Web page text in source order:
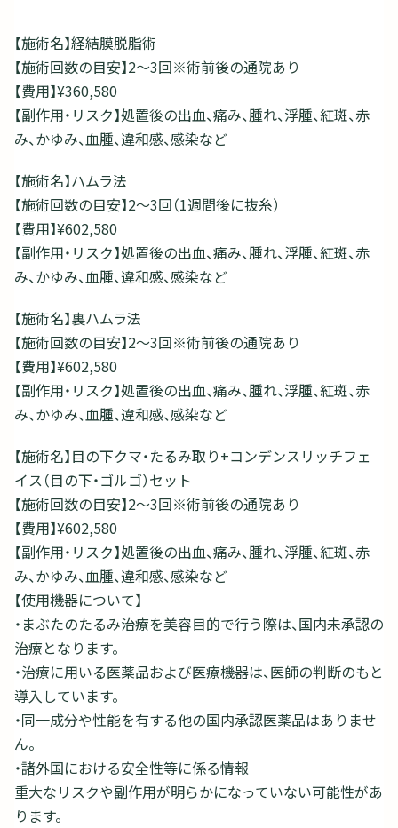
【施術名】経結膜脱脂術
【施術回数の目安】2～3回※術前後の通院あり
【費用】¥360,580
【副作用・リスク】処置後の出血、痛み、腫れ、浮腫、紅斑、赤
み、かゆみ、血腫、違和感、感染など
【施術名】ハムラ法
【施術回数の目安】2～3回（1週間後に抜糸）
【費用】¥602,580
【副作用・リスク】処置後の出血、痛み、腫れ、浮腫、紅斑、赤
み、かゆみ、血腫、違和感、感染など
【施術名】裏ハムラ法
【施術回数の目安】2～3回※術前後の通院あり
【費用】¥602,580
【副作用・リスク】処置後の出血、痛み、腫れ、浮腫、紅斑、赤
み、かゆみ、血腫、違和感、感染など
【施術名】目の下クマ・たるみ取り+コンデンスリッチフェ
イス（目の下・ゴルゴ）セット
【施術回数の目安】2～3回※術前後の通院あり
【費用】¥602,580
【副作用・リスク】処置後の出血、痛み、腫れ、浮腫、紅斑、赤
み、かゆみ、血腫、違和感、感染など
【使用機器について】
・まぶたのたるみ治療を美容目的で行う際は、国内未承認の
治療となります。
・治療に用いる医薬品および医療機器は、医師の判断のもと
導入しています。
・同一成分や性能を有する他の国内承認医薬品はありませ
ん。
・諸外国における安全性等に係る情報
重大なリスクや副作用が明らかになっていない可能性があ
ります。